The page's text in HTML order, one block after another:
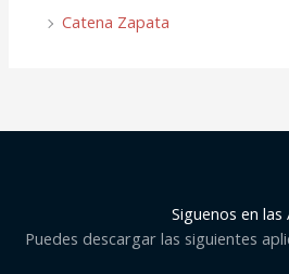
Catena Zapata
Siguenos en las
Puedes descargar las siguientes